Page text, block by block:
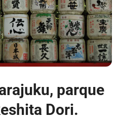
parque
Dori.